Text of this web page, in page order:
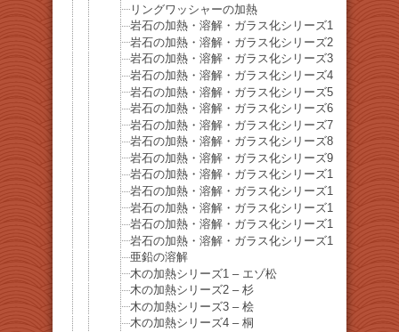
リングワッシャーの加熱
岩石の加熱・溶解・ガラス化シリーズ1 舞子海岸
岩石の加熱・溶解・ガラス化シリーズ2 舞子海岸
岩石の加熱・溶解・ガラス化シリーズ3 – 砂岩
岩石の加熱・溶解・ガラス化シリーズ4 – 砂岩泥岩
岩石の加熱・溶解・ガラス化シリーズ5 礫岩
岩石の加熱・溶解・ガラス化シリーズ6 御影石
岩石の加熱・溶解・ガラス化シリーズ7 玄武岩
岩石の加熱・溶解・ガラス化シリーズ8 石灰岩
岩石の加熱・溶解・ガラス化シリーズ9 花崗岩
岩石の加熱・溶解・ガラス化シリーズ10 結晶片岩
岩石の加熱・溶解・ガラス化シリーズ11 チャート
岩石の加熱・溶解・ガラス化シリーズ12 溶岩石
岩石の加熱・溶解・ガラス化シリーズ13 赤煉瓦
岩石の加熱・溶解・ガラス化シリーズ14 セメント
亜鉛の溶解
木の加熱シリーズ1 – エゾ松
木の加熱シリーズ2 – 杉
木の加熱シリーズ3 – 桧
木の加熱シリーズ4 – 桐